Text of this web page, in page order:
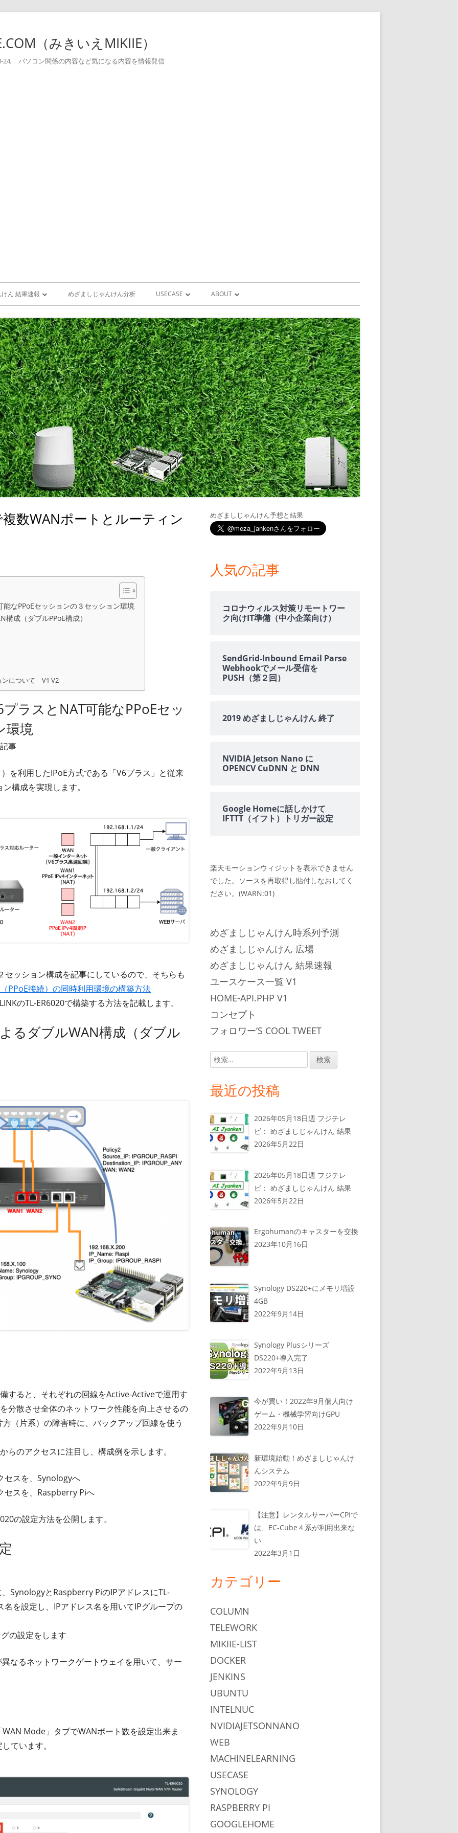
（みきいえMIKIIE）
24, パソコン関係の内容など気になる内容を情報発信
ん 結果速報 めざましじゃんけん分析 USECASE
ユースケース一覧 V1
雨が降り出す前に通知①GOOGLE HOME
スピーカーとライン通知
GOOGLE HOME音声コマンドで、パソコ
ンをシャットダウンする
GOOGLE HOME音声コマンドで、パソコ
ンを起動する
室温上昇（30℃）でLINE通知
室温上昇でパソコンシャットダウンと
LINE通知
電車遅延情報をGOOGLE HOME
NOTIFIERでアナウンス
雨が降り出す前に通知②ピンポイント雨予
ABOUT
MISSION
複数WANポートとルーティン
なPPoEセッションの３セッション環境
成（ダブルPPoE構成）
ンについて V1 V2
ラスとNAT可能なPPoEセッ
環境
事
を利用したIPoE方式である「V6プラス」と従来
構成を実現します。
セッション構成を記事にしているので、そちらも
PPoE接続）の同時利用環境の構築方法
のTL-ER6020で構築する方法を記載します。
るダブルWAN構成（ダブル
すると、それぞれの回線をActive-Activeで運用す
分散させ全体のネットワーク性能を向上させるの
（片系）の障害時に、バックアップ回線を使う
らのアクセスに注目し、構成例を示します。
セスを、Synologyへ
セスを、Raspberry Piへ
の設定方法を公開します。
SynologyとRaspberry PiのIPアドレスにTL-
名を設定し、IPアドレス名を用いてIPグループの
の設定をします
なるネットワークゲートウェイを用いて、サー
Mode」タブでWANポート数を設定出来ま
ています。
メ
ン
めざましじゃんけん予想と結果
人気の記事
コロナウィルス対策リモートワー
ク向けIT準備（中小企業向け）
SendGrid-Inbound Email Parse
Webhookでメール受信を
PUSH（第２回）
2019 めざましじゃんけん 終了
NVIDIA Jetson Nano に
OPENCV CuDNN と DNN
Google Homeに話しかけて
IFTTT（イフト）トリガー設定
楽天モーションウィジットを表示できません
でした。ソースを再取得し貼付しなおしてく
ださい。(WARN:01)
めざましじゃんけん時系列予測
めざましじゃんけん 広場
めざましじゃんけん 結果速報
ユースケース一覧 V1
HOME-API.PHP V1
コンセプト
フォロワー’S COOL TWEET
検
索:
最近の投稿
2026年05月18日週 フジテレ
ビ： めざましじゃんけん 結果
2026年5月22日
2026年05月18日週 フジテレ
ビ： めざましじゃんけん 結果
2026年5月22日
Ergohumanのキャスターを交換
2023年10月16日
Synology DS220+にメモリ増設
4GB
2022年9月14日
Synology Plusシリーズ
DS220+導入完了
2022年9月13日
今が買い！2022年9月個人向け
ゲーム・機械学習向けGPU
2022年9月10日
新環境始動！めざましじゃんけ
んシステム
2022年9月9日
【注意】レンタルサーバーCPIで
は、EC-Cube４系が利用出来な
い
2022年3月1日
カテゴリー
COLUMN
TELEWORK
MIKIIE-LIST
DOCKER
JENKINS
UBUNTU
INTELNUC
NVIDIAJETSONNANO
WEB
MACHINELEARNING
USECASE
SYNOLOGY
RASPBERRY PI
GOOGLEHOME